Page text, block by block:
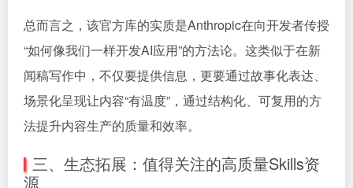
总而言之，该官方库的实质是Anthropic在向开发者传授
“如何像我们一样开发AI应用”的方法论。这类似于在新
闻稿写作中，不仅要提供信息，更要通过故事化表达、
场景化呈现让内容“有温度”，通过结构化、可复用的方
法提升内容生产的质量和效率。
三、生态拓展：值得关注的高质量Skills资
源